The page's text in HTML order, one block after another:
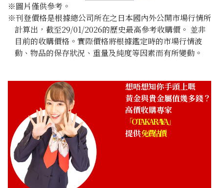
22K gold (K22) necklace
參考回收價
HKD 11,408.4
※圖片僅供參考。
※刊登價格是根據總公司所在之日本國內外公開市場行情所
計算出，截至29/01/2026的歷史最高參考收購價。 並非
目前的收購價格。實際價格將根據鑑定時的市場行情波
動、物品的保存狀況、重量及純度等因素而有所變動。
想唔想知你手頭上嘅
黃金與貴金屬值幾多錢？
高價收購專家
「OTAKARAYA」
提供免費估價